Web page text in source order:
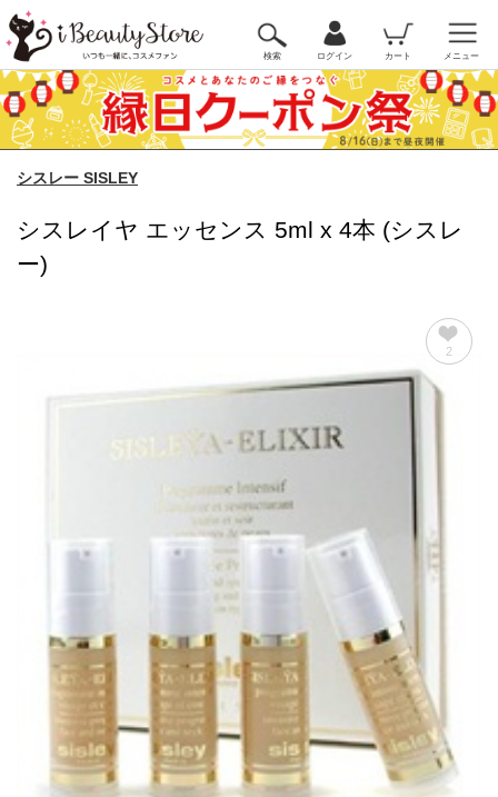
検索 ログイン カート メニュー
シスレー SISLEY
シスレイヤ エッセンス 5ml x 4本 (シスレ
ー)
2